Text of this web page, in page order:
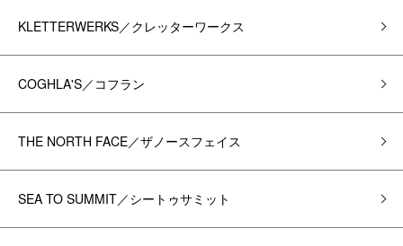
KLETTERWERKS／クレッターワークス
COGHLA'S／コフラン
THE NORTH FACE／ザノースフェイス
SEA TO SUMMIT／シートゥサミット